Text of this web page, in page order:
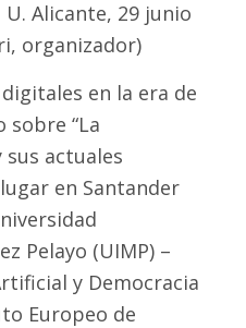
Alicante, 29 junio
organizador)
en la era de
sobre “La
actuales
en Santander
Pelayo (UIMP) –
y Democracia
Europeo de